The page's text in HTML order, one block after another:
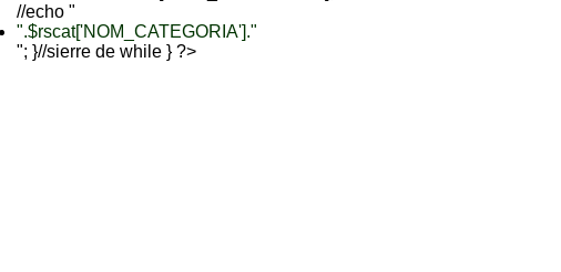
//echo "
".$rscat['NOM_CATEGORIA']."
"; }//sierre de while } ?>